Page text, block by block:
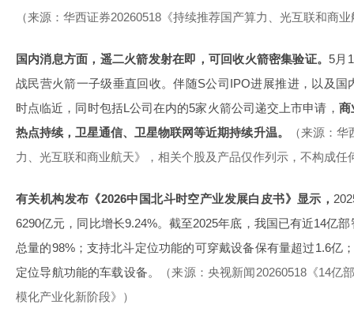
（来源：华西证券20260518《持续推荐国产算力、光互联和商
国内消息方面，遥二火箭发射在即，可回收火箭密集验证。 5月
战民营火箭一子级垂直回收。伴随S公司IPO进展推进，以及
时点临近，同时包括L公司在内的5家火箭公司递交上市申请， 商
热点持续，卫星通信、卫星物联网等近期持续升温。
（来源：
力、光互联和商业航天》，相关个股及产品仅作列示，不构成任
有关机构发布《2026中国北斗时空产业发展白皮书》显示，
6290亿元，同比增长9.24%。截至2025年底，我国已有近14亿
总量的98%；支持北斗定位功能的可穿戴设备保有量超过1.6亿
定位导航功能的车载设备。
（来源：央视新闻20260518《14
模化产业化新阶段》）